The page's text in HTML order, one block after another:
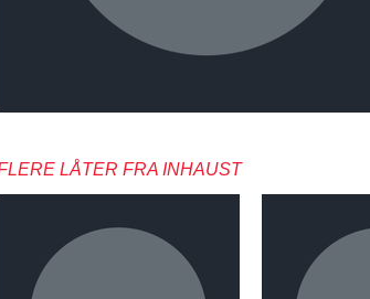
LÅTER FRA INHAUST